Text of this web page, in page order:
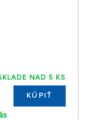
NAD 5 KS
KÚPIŤ